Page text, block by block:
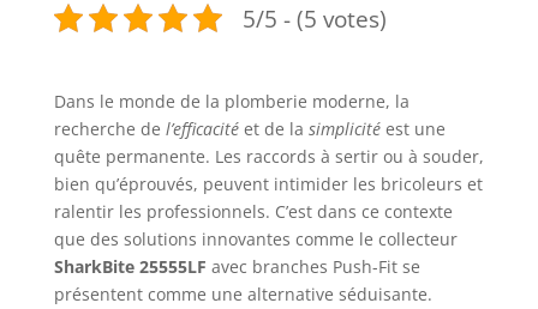
5/5 - (5 votes)
Dans le monde de la plomberie moderne, la
recherche de l’efficacitéet de la simplicitéest une
quête permanente. Les raccords à sertir ou à souder,
bien qu’éprouvés, peuvent intimider les bricoleurs et
ralentir les professionnels. C’est dans ce contexte
que des solutions innovantes comme le collecteur
SharkBite 25555LF avec branches Push-Fit se
présentent comme une alternative séduisante.